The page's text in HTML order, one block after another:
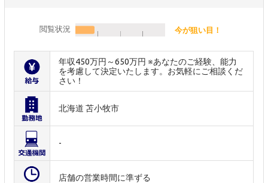
閲覧状況 今が狙い目！
年収450万円～650万円 ※あなたのご経験、能力
を考慮して決定いたします。お気軽にご相談くだ
さい！
北海道 苫小牧市
-
店舗の営業時間に準ずる